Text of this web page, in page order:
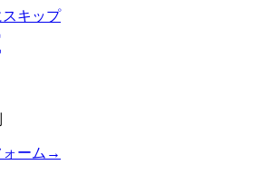
スキップ
ーム →